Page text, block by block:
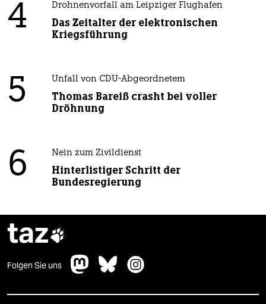
4 Drohnenvorfall am Leipziger Flughafen
Das Zeitalter der elektronischen
Kriegsführung
5 Unfall von CDU-Abgeordnetem
Thomas Bareiß crasht bei voller
Dröhnung
6 Nein zum Zivildienst
Hinterlistiger Schritt der
Bundesregierung
taz
Folgen Sie uns